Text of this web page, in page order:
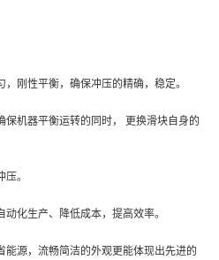
刚性平衡，确保冲压的精确，稳定。
机器平衡运转的同时， 更换滑块自身的
。
化生产、降低成本，提高效率。
源，流畅简洁的外观更能体现出先进的